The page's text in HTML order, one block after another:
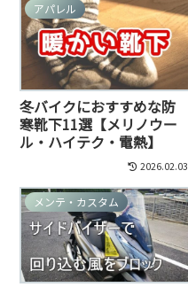
アパレル
冬バイクにおすすめな防
寒靴下11選【メリノウー
ル・ハイテク・電熱】
2026.02.03
メンテ・カスタム